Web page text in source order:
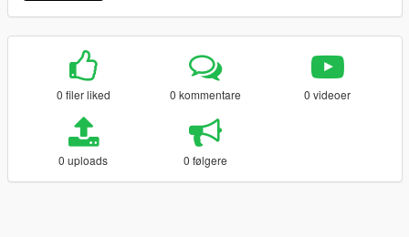
0 filer liked 0 kommentare 0 videoer
0 uploads 0 følgere